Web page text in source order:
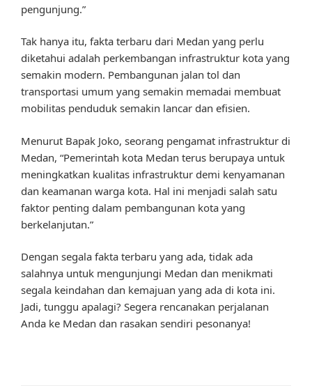
pengunjung.”
Tak hanya itu, fakta terbaru dari Medan yang perlu
diketahui adalah perkembangan infrastruktur kota yang
semakin modern. Pembangunan jalan tol dan
transportasi umum yang semakin memadai membuat
mobilitas penduduk semakin lancar dan efisien.
Menurut Bapak Joko, seorang pengamat infrastruktur di
Medan, “Pemerintah kota Medan terus berupaya untuk
meningkatkan kualitas infrastruktur demi kenyamanan
dan keamanan warga kota. Hal ini menjadi salah satu
faktor penting dalam pembangunan kota yang
berkelanjutan.”
Dengan segala fakta terbaru yang ada, tidak ada
salahnya untuk mengunjungi Medan dan menikmati
segala keindahan dan kemajuan yang ada di kota ini.
Jadi, tunggu apalagi? Segera rencanakan perjalanan
Anda ke Medan dan rasakan sendiri pesonanya!